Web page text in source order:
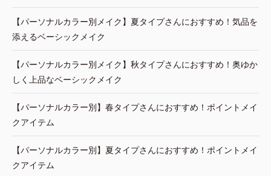
【パーソナルカラー別メイク】夏タイプさんにおすすめ！気品を
添えるベーシックメイク
【パーソナルカラー別メイク】秋タイプさんにおすすめ！奥ゆか
しく上品なベーシックメイク
【パーソナルカラー別】春タイプさんにおすすめ！ポイントメイ
クアイテム
【パーソナルカラー別】夏タイプさんにおすすめ！ポイントメイ
クアイテム